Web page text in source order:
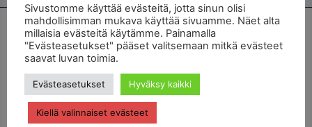
Autohuolto ja autokorjaamo Kirkkonummella
helpottaa autoilevien asiakkaidemme elämää.
Saatte kauttamme kätevästi henkilö- ja pakettiauton huolto- ja korjaustyöt sekä
Sivustomme käyttää evästeitä, jotta sinun olisi
mahdollisimman mukava käyttää sivuamme. Näet alta
millaisia evästeitä käytämme. Painamalla
"Evästeasetukset" pääset valitsemaan mitkä evästeet
saavat luvan toimia.
Evästeasetukset Hyväksy kaikki
Kiellä valinnaiset evästeet